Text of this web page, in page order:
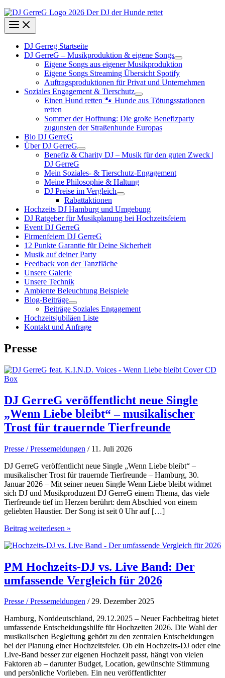
DJ Gerreg Startseite
DJ GerreG – Musikproduktion & eigene Songs
Eigene Songs aus eigener Musikproduktion
Eigene Songs Streaming Übersicht Spotify
Auftragsproduktionen für Privat und Unternehmen
Soziales Engagement & Tierschutz
Einen Hund retten 🐾 Hunde aus Tötungsstationen
retten
Sommer der Hoffnung: Die große Benefizparty
zugunsten der Straßenhunde Europas
Bio DJ GerreG
Über DJ GerreG
Benefiz & Charity DJ – Musik für den guten Zweck |
DJ GerreG
Mein Soziales- & Tierschutz-Engagement
Meine Philosophie & Haltung
DJ Preise im Vergleich
Rabattaktionen
Hochzeits DJ Hamburg und Umgebung
DJ Ratgeber für Musikplanung bei Hochzeitsfeiern
Event DJ GerreG
Firmenfeiern DJ GerreG
12 Punkte Garantie für Deine Sicherheit
Musik auf deiner Party
Feedback von der Tanzfläche
Unsere Galerie
Unsere Technik
Ambiente Beleuchtung Beispiele
Blog-Beiträge
Beiträge Soziales Engagement
Hochzeitsjubiläen Liste
Kontakt und Anfrage
Presse
DJ GerreG veröffentlicht neue Single
„Wenn Liebe bleibt“ – musikalischer
Trost für trauernde Tierfreunde
Presse / Pressemeldungen / 11. Juli 2026
DJ GerreG veröffentlicht neue Single „Wenn Liebe bleibt“ –
musikalischer Trost für trauernde Tierfreunde – Hamburg, 30.
Januar 2026 – Mit seiner neuen Single Wenn Liebe bleibt widmet
sich DJ und Musikproduzent DJ GerreG einem Thema, das viele
Tierfreunde tief im Herzen berührt: dem Abschied von einem
geliebten Haustier. Der Song ist seit 0 Uhr auf […]
DJ
veröffentlicht
Single
„Wenn
Liebe
–
Trost
für
trauernde
Tierfreunde
Beitrag weiterlesen »
PM Hochzeits-DJ vs. Live Band: Der
umfassende Vergleich für 2026
Presse / Pressemeldungen / 29. Dezember 2025
Hamburg, Norddeutschland, 29.12.2025 – Neuer Fachbeitrag bietet
umfassende Entscheidungshilfe für Hochzeiten 2026. Die Wahl der
musikalischen Begleitung gehört zu den zentralen Entscheidungen
bei der Planung einer Hochzeitsfeier. Ob ein Hochzeits-DJ oder eine
Live-Band besser zur eigenen Hochzeit passt, hängt von vielen
Faktoren ab – darunter Budget, Location, gewünschte Stimmung
und persönliche Vorlieben. Ein neu veröffentlichter